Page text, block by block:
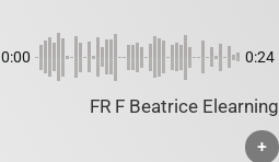
0:00 0:24
FR F Beatrice Elearning
+